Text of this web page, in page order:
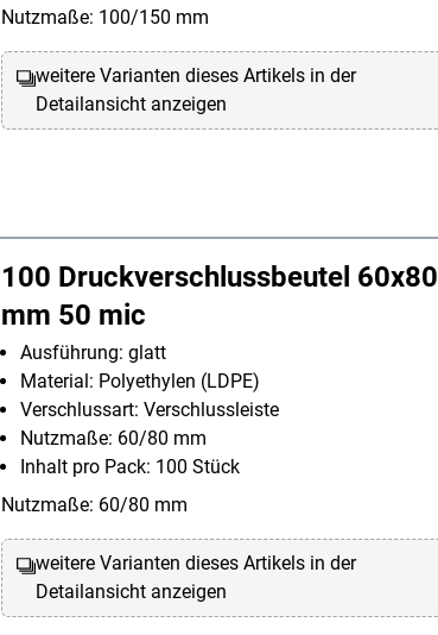
Nutzmaße: 100/150 mm
weitere Varianten dieses Artikels in der
Detailansicht anzeigen
100 Druckverschlussbeutel 60x80
mm 50 mic
Ausführung: glatt
Material: Polyethylen (LDPE)
Verschlussart: Verschlussleiste
Nutzmaße: 60/80 mm
Inhalt pro Pack: 100 Stück
Nutzmaße: 60/80 mm
weitere Varianten dieses Artikels in der
Detailansicht anzeigen